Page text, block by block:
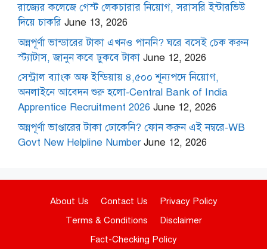
রাজ্যের কলেজে গেস্ট লেকচারার নিয়োগ, সরাসরি ইন্টারভিউ
দিয়ে চাকরি June 13, 2026
অন্নপূর্ণা ভান্ডারের টাকা এখনও পাননি? ঘরে বসেই চেক করুন
স্ট্যাটাস, জানুন কবে ঢুকবে টাকা June 12, 2026
সেন্ট্রাল ব্যাংক অফ ইন্ডিয়ায় ৪,৫০০ শূন্যপদে নিয়োগ,
অনলাইনে আবেদন শুরু হলো-Central Bank of India
Apprentice Recruitment 2026 June 12, 2026
অন্নপূর্ণা ভাণ্ডারের টাকা ঢোকেনি? ফোন করুন এই নম্বরে-WB
Govt New Helpline Number June 12, 2026
About Us Contact Us
Privacy Policy
Terms & Conditions
Disclaimer
Fact-Checking Policy